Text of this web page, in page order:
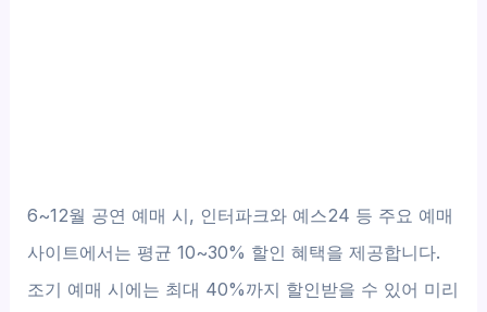
6~12월 공연 예매 시, 인터파크와 예스24 등 주요 예매
사이트에서는 평균 10~30% 할인 혜택을 제공합니다.
조기 예매 시에는 최대 40%까지 할인받을 수 있어 미리